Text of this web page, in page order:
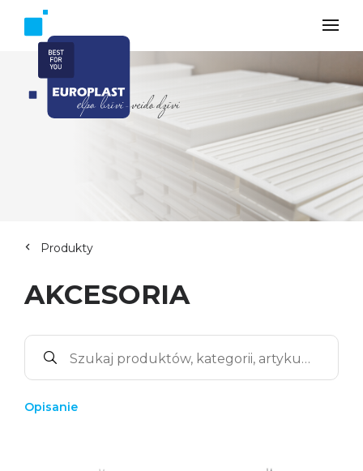
Produkty
AKCESORIA
Opisanie